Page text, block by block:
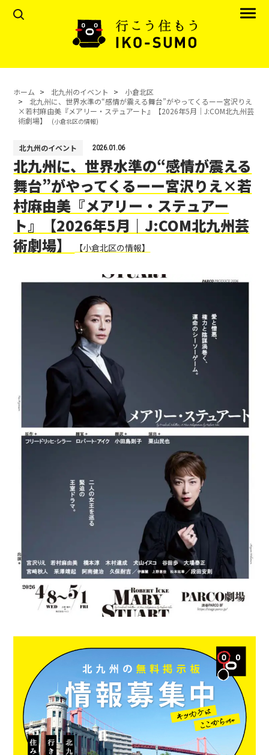
ホーム 北九州のイベント
小倉北区
北九州に、世界水準の“感情が震える舞台”がやってくるーー宮沢りえ
×若村麻由美『メアリー・ステュアート』【2026年5月｜J:COM北九州芸
術劇場】
(小倉北区の情報)
北九州のイベント 2026.01.06
北九州に、世界水準の“感情が震える
舞台”がやってくるーー宮沢りえ×若
村麻由美『メアリー・ステュアー
ト』【2026年5月｜J:COM北九州芸
術劇場】
【小倉北区の情報】